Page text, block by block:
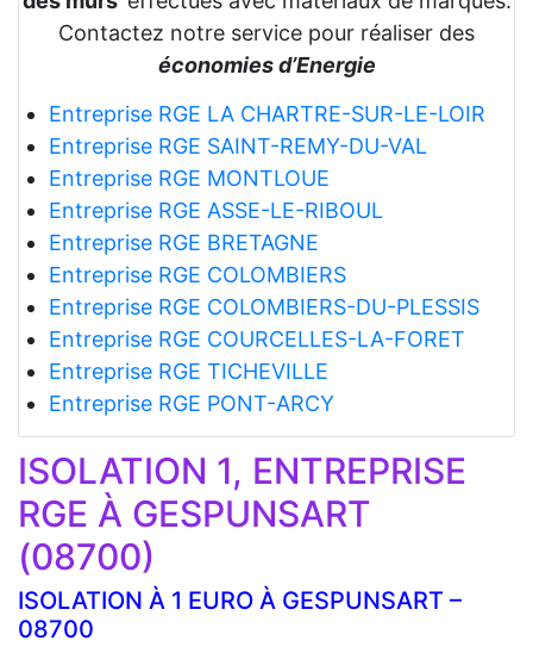
Contactez notre service pour réaliser des
économies d’Energie
Entreprise RGE LA CHARTRE-SUR-LE-LOIR
Entreprise RGE SAINT-REMY-DU-VAL
Entreprise RGE MONTLOUE
Entreprise RGE ASSE-LE-RIBOUL
Entreprise RGE BRETAGNE
Entreprise RGE COLOMBIERS
Entreprise RGE COLOMBIERS-DU-PLESSIS
Entreprise RGE COURCELLES-LA-FORET
Entreprise RGE TICHEVILLE
Entreprise RGE PONT-ARCY
ISOLATION 1, ENTREPRISE
RGE À GESPUNSART
(08700)
ISOLATION À 1 EURO À GESPUNSART –
08700